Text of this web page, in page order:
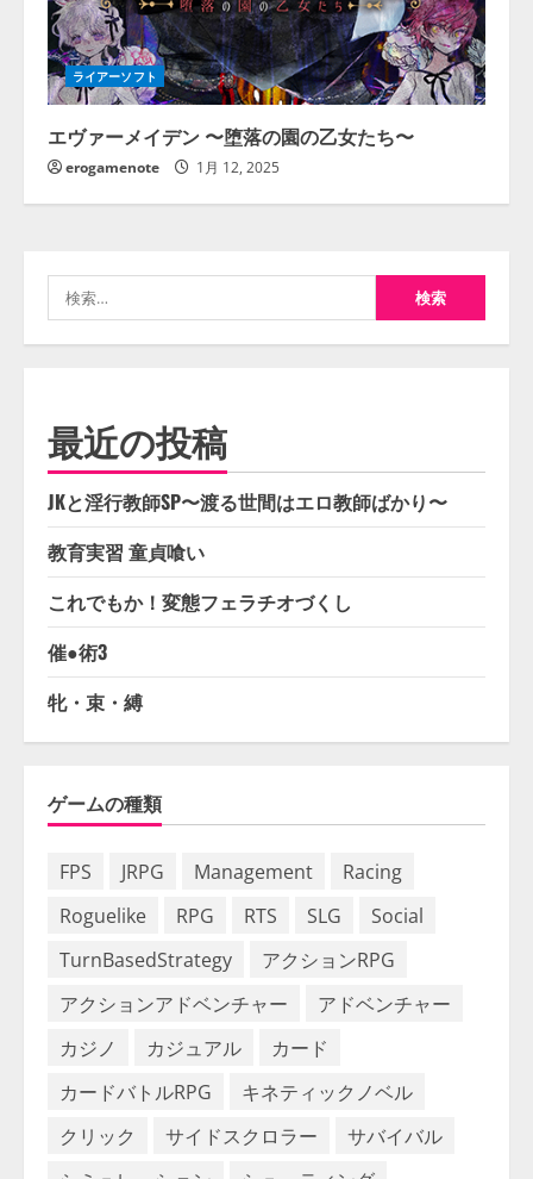
ライアーソフト
エヴァーメイデン 〜堕落の園の乙女たち〜
erogamenote 1月 12, 2025
索:
最近の投稿
JKと淫行教師SP〜渡る世間はエロ教師ばかり〜
教育実習 童貞喰い
これでもか！変態フェラチオづくし
催●術3
牝・束・縛
ゲームの種類
FPS JRPG Management
Racing
Roguelike
RPG RTS SLG
Social
TurnBasedStrategy
アクションRPG
アクションアドベンチャー
アドベンチャー
カジノ
カジュアル
カード
カードバトルRPG
キネティックノベル
クリック
サイドスクロラー
サバイバル